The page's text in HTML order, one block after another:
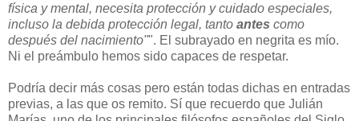
física y mental, necesita protección y cuidado especiales,
incluso la debida protección legal, tanto antes como
después del nacimiento"". El subrayado en negrita es mío.
Ni el preámbulo hemos sido capaces de respetar.
Podría decir más cosas pero están todas dichas en entradas
previas, a las que os remito. Sí que recuerdo que Julián